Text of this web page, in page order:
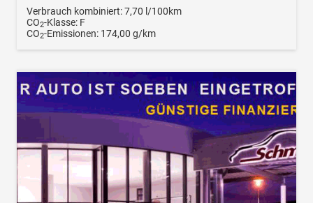
Verbrauch kombiniert:7,70 l/100km
CO2-Klasse: F
CO2-Emissionen: 174,00 g/km